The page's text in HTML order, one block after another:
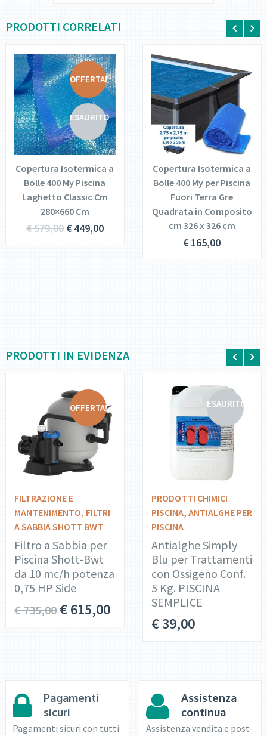
PRODOTTI CORRELATI
OFFERTA!
ESAURITO
DETTAGLI
LEGGI
TUTTO
Copertura Isotermica a
Bolle 400 My Piscina
Laghetto Classic Cm
280×660 Cm
€579,00 €449,00
DETTAGLI
AGGIUNGI AL
CARRELLO
Copertura Isotermica a
Bolle 400 My per Piscina
Fuori Terra Gre
Quadrata in Composito
cm 326 x 326 cm
€ 165,00
PRODOTTI IN EVIDENZA
OFFERTA!
DETTAGLI
AGGIUNGI AL
CARRELLO
FILTRAZIONE E
MANTENIMENTO, FILTRI
A SABBIA SHOTT BWT
Filtro a Sabbia per
Piscina Shott-Bwt
da 10 mc/h potenza
0,75 HP Side
€735,00 €615,00
ESAURITO
DETTAGLI
PRODOTTI CHIMICI
PISCINA, ANTIALGHE PER
PISCINA
Antialghe Simply
Blu per Trattamenti
con Ossigeno Conf.
5 Kg. PISCINA
SEMPLICE
€39,00
Pagamenti
sicuri
Pagamenti sicuri con tutti
Assistenza
continua
Assistenza vendita e post-